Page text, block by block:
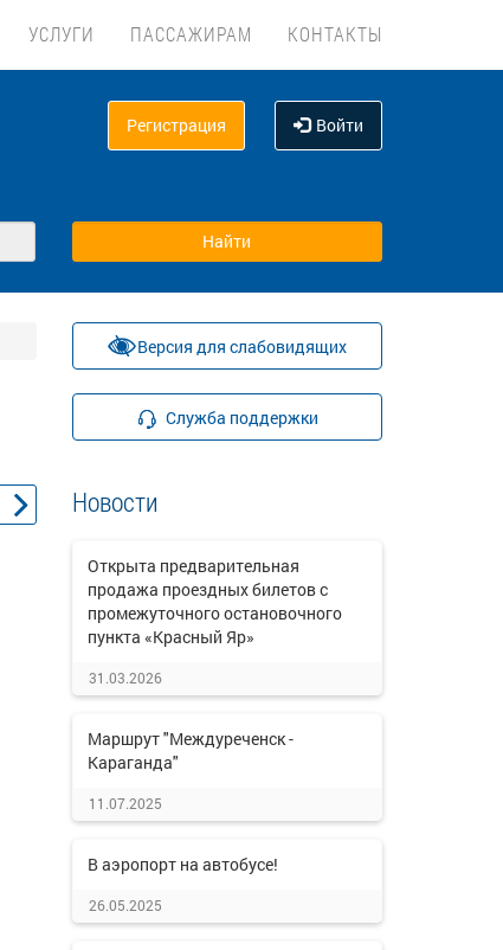
УСЛУГИ ПАССАЖИРАМ КОНТАКТЫ
Регистрация Войти
Версия для слабовидящих
Служба поддержки
Новости
Открыта предварительная
продажа проездных билетов с
промежуточного остановочного
пункта «Красный Яр»
31.03.2026
Маршрут "Междуреченск -
Караганда"
11.07.2025
В аэропорт на автобусе!
26.05.2025